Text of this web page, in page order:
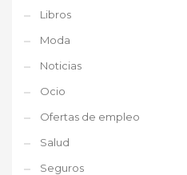
Libros
Moda
Noticias
Ocio
Ofertas de empleo
Salud
Seguros